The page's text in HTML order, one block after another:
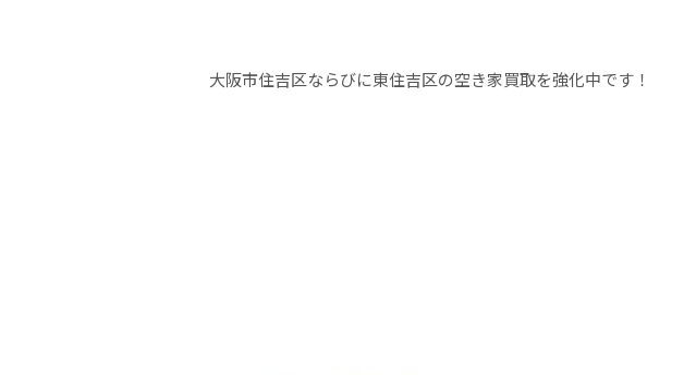
大阪市住吉区ならびに東住吉区の空き家買取を強化中です！